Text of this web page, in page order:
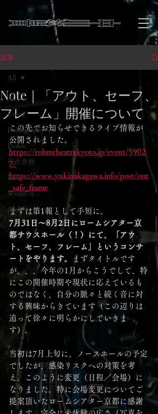
記事
All
Event
Discography
Profile
自主企画
Note
Works
Archive
All
Note｜「アウト、セーフ、
フレーム」開催について
この先でお知らせできるライブ情報が
公開されました。
https://rohmtheatrekyoto.jp/event/5902
7/
https://www.yukinakagawa.info/post/out
_safe_frame
まずは第1報として手短に。
7月31日～8月2日にロームシアター京
都サウスホール（！）にて、「アウ
ト、セーフ、フレーム」というコンサ
ートをやります。
まずタイトルです
が、、、今年の1月からこうでして、特
にこの開催時期や現状に応えているも
のではなく、自分の脈々と続く音に対
する興味からきています（この辺りは
追って徐々に明らかにしていきま
す）。
当初は7月上旬に、ノースホールの予定
でしたが、感染リスクへの対策を考
え、このように変更（日程／会場）に
なりました。特に会場変更についてご
提案頂いたロームシアター京都に感謝